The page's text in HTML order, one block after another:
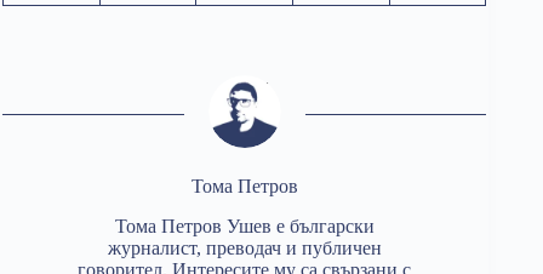
Тома Петров
Тома Петров Ушев е български
журналист, преводач и публичен
говорител. Интересите му са свързани с